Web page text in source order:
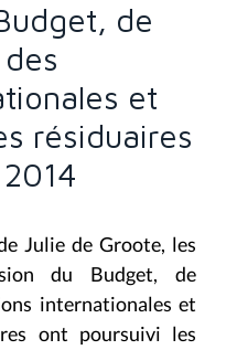
de
et
résiduaires
Julie de Groote, les
du Budget, de
internationales et
ont poursuivi les